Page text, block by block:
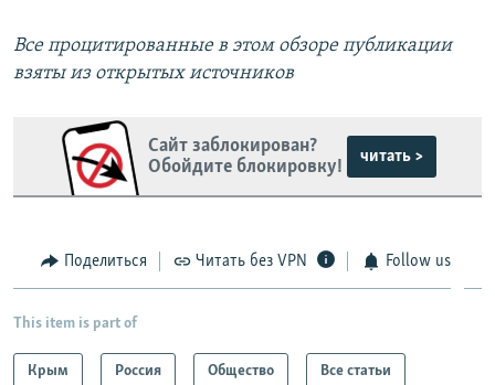
Все процитированные в этом обзоре публикации
взяты из открытых источников
Сайт заблокирован?
Обойдите блокировку!
читать >
Поделиться Читать без VPN Follow us
This item is part of
Крым Россия Общество Все статьи